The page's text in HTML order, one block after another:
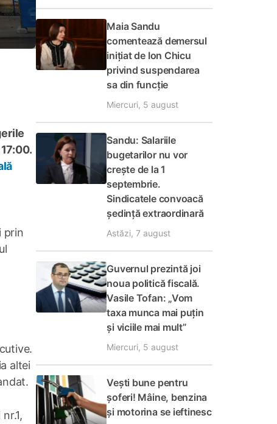
prin
altei
Maia Sandu
comentează demersul
inițiat de Ion Chicu
privind suspendarea
sa din funcție
Miercuri, 5 august
Sandu: Salariile
bugetarilor nu vor
crește de la 1
septembrie.
Sindicatele convoacă
ședință extraordinară
Astăzi, 7 august
Guvernul prezintă joi
noua politică fiscală.
Vasile Tofan: „Vom
taxa munca mai puțin
și viciile mai mult”
Miercuri, 5 august
Vești bune pentru
șoferi! Mâine, benzina
și motorina se ieftinesc